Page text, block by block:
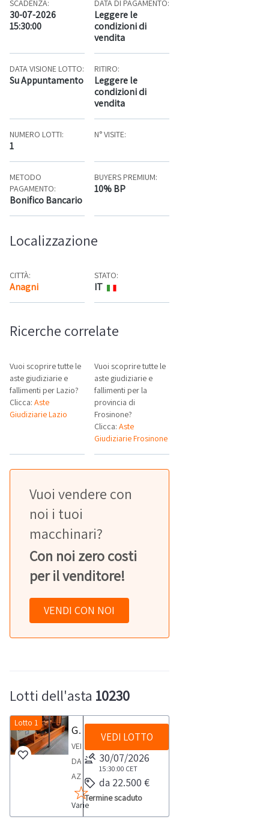
SCADENZA:
30-07-2026
15:30:00
DATA DI PAGAMENTO:
Leggere le
condizioni di
vendita
DATA VISIONE LOTTO:
Su Appuntamento
RITIRO:
Leggere le
condizioni di
vendita
NUMERO LOTTI:
1
N° VISITE:
METODO
PAGAMENTO:
Bonifico Bancario
BUYERS PREMIUM:
10% BP
Localizzazione
CITTÀ:
Anagni Mappa
STATO:
IT
Ricerche correlate
Vuoi scoprire tutte le
aste giudiziarie e
fallimenti per Lazio?
Clicca: Aste
Giudiziarie Lazio
Vuoi scoprire tutte le
aste giudiziarie e
fallimenti per la
provincia di
Frosinone?
Clicca:Aste
Giudiziarie Frosinone
Vuoi vendere con
noi i tuoi
macchinari?
Con noi zero costi
per il venditore!
VENDI CON NOI
Lotti dell'asta 10230
Lotto 1
Gruppo elettrogeno Ausonia PEO500SWD
VENDITA
DA
AZIENDA
ATTIVAGruppo
elettrogeno
Varie
VEDI LOTTO
30/07/2026
15:30:00 CET
da 22.500 €
Termine scaduto